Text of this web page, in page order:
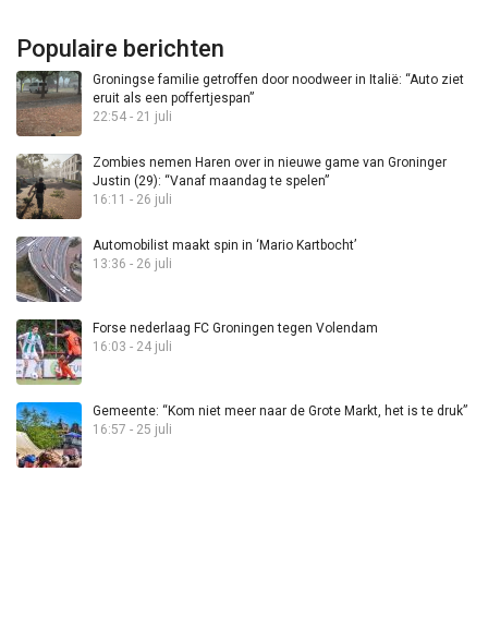
Populaire berichten
Groningse familie getroffen door noodweer in Italië: “Auto ziet
eruit als een poffertjespan”
22:54 - 21 juli
Zombies nemen Haren over in nieuwe game van Groninger
Justin (29): “Vanaf maandag te spelen”
16:11 - 26 juli
Automobilist maakt spin in ‘Mario Kartbocht’
13:36 - 26 juli
Forse nederlaag FC Groningen tegen Volendam
16:03 - 24 juli
Gemeente: “Kom niet meer naar de Grote Markt, het is te druk”
16:57 - 25 juli